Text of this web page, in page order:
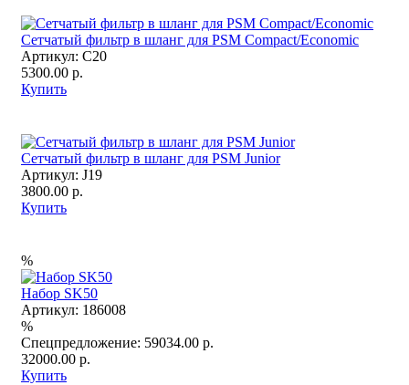
Сетчатый фильтр в шланг для PSM Compact/Economic
Артикул: C20
5300.00 р.
Купить
Сетчатый фильтр в шланг для PSM Junior
Артикул: J19
3800.00 р.
Купить
%
Набор SK50
Артикул: 186008
%
Спецпредложение: 59034.00 р.
32000.00 р.
Купить